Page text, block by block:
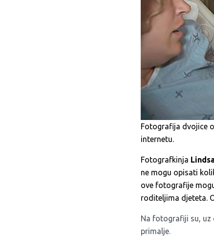
Fotografija dvojice
internetu.
Fotografkinja
ne mogu opisati
ove fotografije
roditeljima djeteta.
Na fotografiji su, uz
primalje.